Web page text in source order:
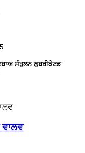
ਸੰਤੁਲਨ ਲੁਬਰੀਕੇਟਡ